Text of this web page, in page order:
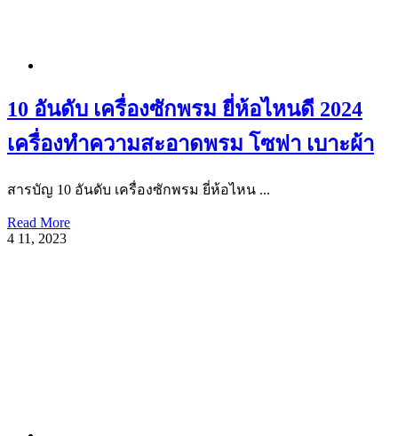
10 อันดับ เครื่องซักพรม ยี่ห้อไหนดี 2024
เครื่องทำความสะอาดพรม โซฟา เบาะผ้า
สารบัญ 10 อันดับ เครื่องซักพรม ยี่ห้อไหน ...
Read More
4 11, 2023